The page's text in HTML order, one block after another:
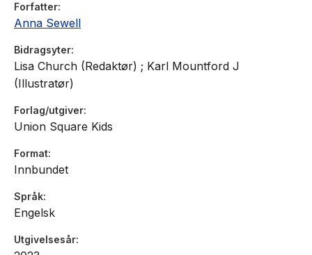
Forfatter
Anna Sewell
Bidragsyter
Lisa Church (Redaktør) ; Karl Mountford J
(Illustratør)
Forlag/utgiver
Union Square Kids
Format
Innbundet
Språk
Engelsk
Utgivelsesår